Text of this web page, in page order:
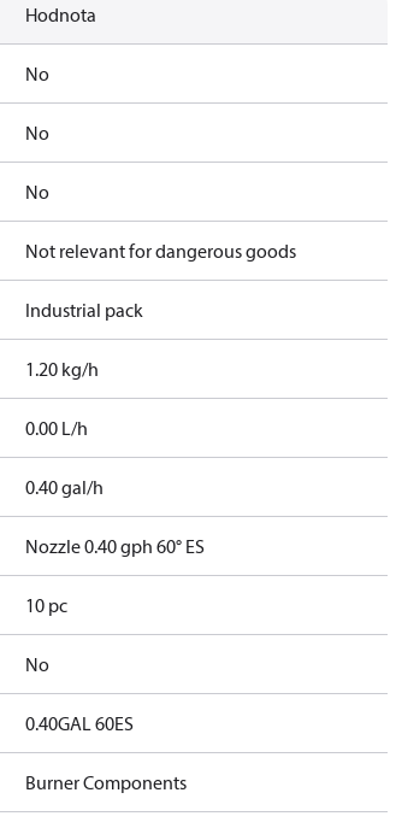
Hodnota
No
No
No
Not relevant for dangerous goods
Industrial pack
1.20 kg/h
0.00 L/h
0.40 gal/h
Nozzle 0.40 gph 60° ES
10 pc
No
0.40GAL 60ES
Burner Components